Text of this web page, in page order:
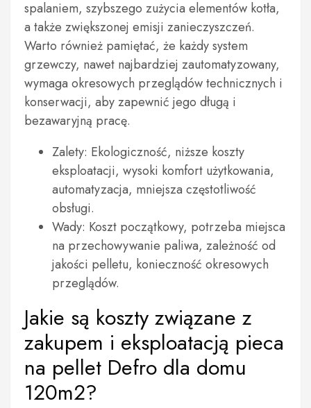
spalaniem, szybszego zużycia elementów kotła,
a także zwiększonej emisji zanieczyszczeń.
Warto również pamiętać, że każdy system
grzewczy, nawet najbardziej zautomatyzowany,
wymaga okresowych przeglądów technicznych i
konserwacji, aby zapewnić jego długą i
bezawaryjną pracę.
Zalety: Ekologiczność, niższe koszty
eksploatacji, wysoki komfort użytkowania,
automatyzacja, mniejsza częstotliwość
obsługi.
Wady: Koszt początkowy, potrzeba miejsca
na przechowywanie paliwa, zależność od
jakości pelletu, konieczność okresowych
przeglądów.
Jakie są koszty związane z
zakupem i eksploatacją pieca
na pellet Defro dla domu
120m2?